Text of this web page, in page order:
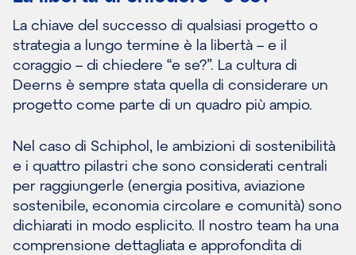
La chiave del successo di qualsiasi progetto o
strategia a lungo termine è la libertà – e il
coraggio – di chiedere “e se?”. La cultura di
Deerns è sempre stata quella di considerare un
progetto come parte di un quadro più ampio.
Nel caso di Schiphol, le ambizioni di sostenibilità
e i quattro pilastri che sono considerati centrali
per raggiungerle (energia positiva, aviazione
sostenibile, economia circolare e comunità) sono
dichiarati in modo esplicito. Il nostro team ha una
comprensione dettagliata e approfondita di